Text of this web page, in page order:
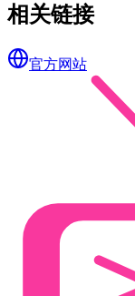
相关链接
官方网站